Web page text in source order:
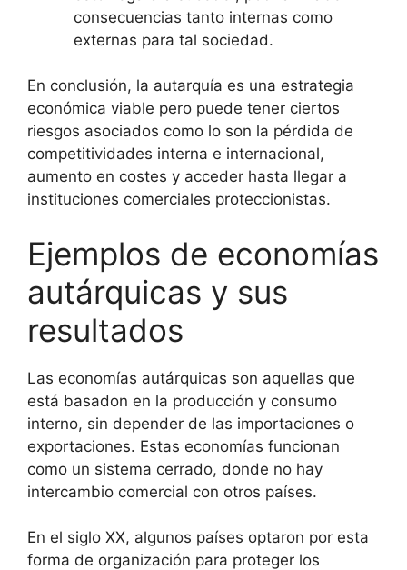
consecuencias tanto internas como
externas para tal sociedad.
En conclusión, la autarquía es una estrategia
económica viable pero puede tener ciertos
riesgos asociados como lo son la pérdida de
competitividades interna e internacional,
aumento en costes y acceder hasta llegar a
instituciones comerciales proteccionistas.
Ejemplos de economías
autárquicas y sus
resultados
Las economías autárquicas son aquellas que
está basadon en la producción y consumo
interno, sin depender de las importaciones o
exportaciones. Estas economías funcionan
como un sistema cerrado, donde no hay
intercambio comercial con otros países.
En el siglo XX, algunos países optaron por esta
forma de organización para proteger los